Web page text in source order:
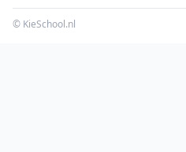
© KieSchool.nl